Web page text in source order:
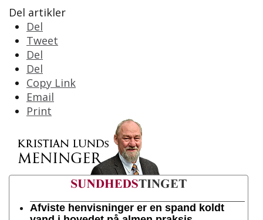
Del artikler
Del
Tweet
Del
Del
Copy Link
Email
Print
Afviste henvisninger er en spand koldt